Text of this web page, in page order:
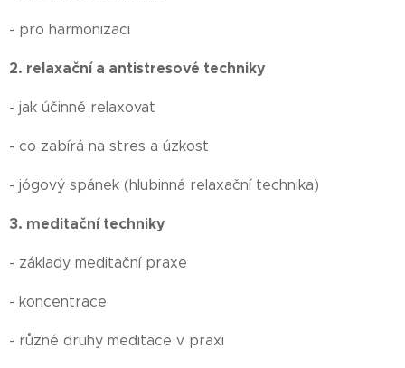
- pro harmonizaci
2. relaxační a antistresové techniky
- jak účinně relaxovat
- co zabírá na stres a úzkost
- jógový spánek (hlubinná relaxační technika)
3. meditační techniky
- základy meditační praxe
- koncentrace
- různé druhy meditace v praxi